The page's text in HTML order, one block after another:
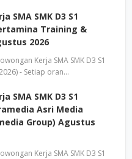
SMA SMK D3 S1
Training &
2026
Kerja SMA SMK D3 S1
- Setiap oran…
SMA SMK D3 S1
Asri Media
Group) Agustus
Kerja SMA SMK D3 S1